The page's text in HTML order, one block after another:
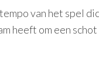
van het spel
heeft om een